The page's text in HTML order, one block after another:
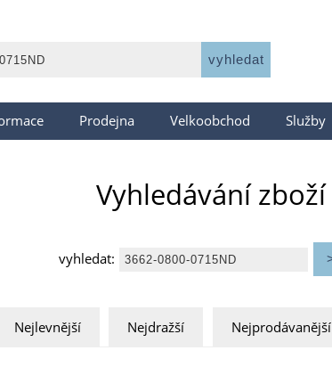
Prodejna Velkoobchod Služby
Vyhledávání zboží
vyhledat:
Nejlevnější Nejdražší Nejprodávanější